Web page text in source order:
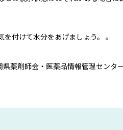
付けて水分をあげましょう。 。
県薬剤師会・医薬品情報管理センタ